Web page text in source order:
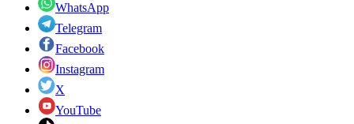
WhatsApp
Telegram
Facebook
Instagram
X
YouTube